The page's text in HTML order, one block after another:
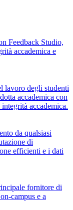
Feedback Studio,
accademica e
lavoro degli studenti
accademica con
accademica.
da qualsiasi
di
efficienti e i dati
fornitore di
campus e a